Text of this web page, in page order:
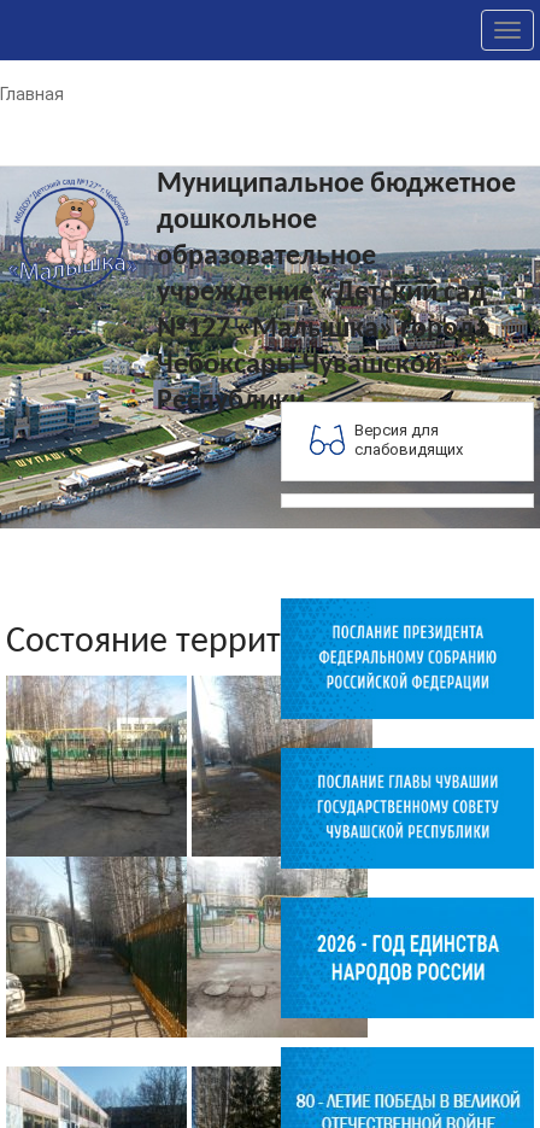
Главная
Муниципальное бюджетное
дошкольное
образовательное
учреждение «Детский сад
№127 «Малышка» города
Чебоксары Чувашской
Республики
Версия для
слабовидящих
Состояние территории